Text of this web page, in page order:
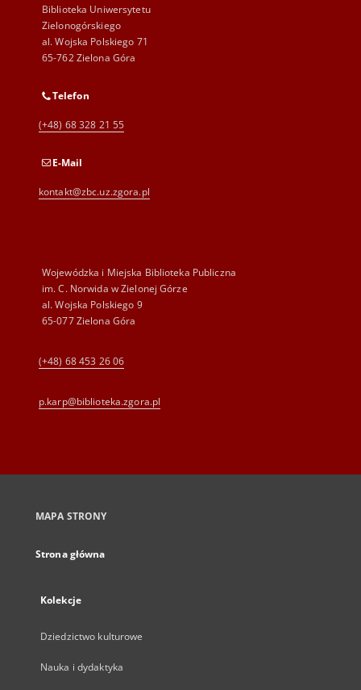
Biblioteka Uniwersytetu
Zielonogórskiego
al. Wojska Polskiego 71
65-762 Zielona Góra
Telefon
(+48) 68 328 21 55
E-Mail
kontakt@zbc.uz.zgora.pl
Wojewódzka i Miejska Biblioteka Publiczna
im. C. Norwida w Zielonej Górze
al. Wojska Polskiego 9
65-077 Zielona Góra
(+48) 68 453 26 06
p.karp@biblioteka.zgora.pl
MAPA STRONY
Strona główna
Kolekcje
Dziedzictwo kulturowe
Nauka i dydaktyka